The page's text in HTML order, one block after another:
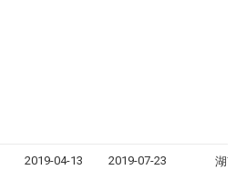
2019-04-13 2019-07-23
湖南